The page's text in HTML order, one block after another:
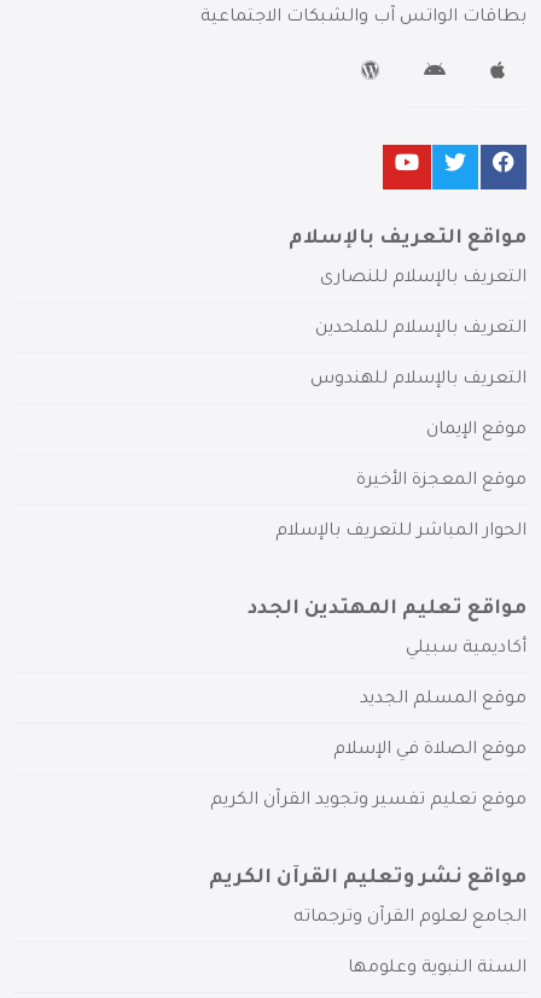
بطاقات الواتس آب والشبكات الاجتماعية
مواقع التعريف بالإسلام
التعريف بالإسلام للنصارى
التعريف بالإسلام للملحدين
التعريف بالإسلام للهندوس
موقع الإيمان
موقع المعجزة الأخيرة
الحوار المباشر للتعريف بالإسلام
مواقع تعليم المهتدين الجدد
أكاديمية سبيلي
موقع المسلم الجديد
موقع الصلاة في الإسلام
موقع تعليم تفسير وتجويد القرآن الكريم
مواقع نشر وتعليم القرآن الكريم
الجامع لعلوم القرآن وترجماته
السنة النبوية وعلومها